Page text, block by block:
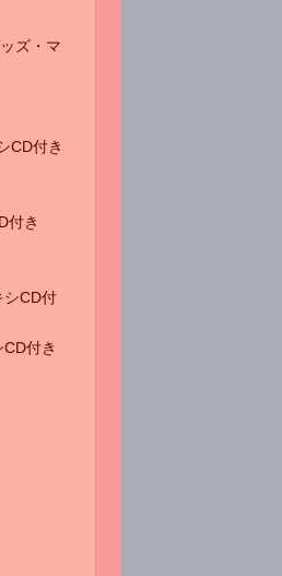
ズ・マ
CD付き
付き
CD付
付き